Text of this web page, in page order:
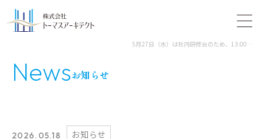
5月27日（水）は社内研修会のため、13:00から営業開始となります。ご承知おきください。
お知らせ
News
2026.05.18 お知らせ